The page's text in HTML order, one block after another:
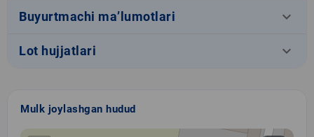
Buyurtmachi ma’lumotlari keyboard_arrow_down
Lot hujjatlari keyboard_arrow_down
Mulk joylashgan hudud